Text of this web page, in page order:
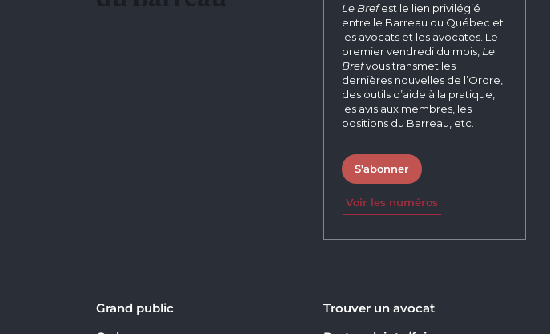
Le Brefest le lien privilégié
entre le Barreau du Québec et
les avocats et les avocates. Le
premier vendredi du mois, Le
Brefvous transmet les
dernières nouvelles de l’Ordre,
des outils d’aide à la pratique,
les avis aux membres, les
positions du Barreau, etc.
S'abonner
Voir les numéros
Grand public
Trouver un avocat